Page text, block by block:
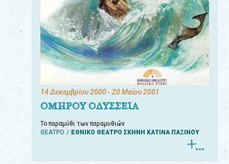
14 Δεκεμβρίου 2000- 20 Μαΐου 2001
ΟΜΗΡΟΥ ΟΔΥΣΣΕΙΑ
Το παραμύθι των παραμυθιών
ΘΕΑΤΡΟ
ΕΘΝΙΚΟ ΘΕΑΤΡΟ ΣΚΗΝΗ ΚΑΤΙΝΑ ΠΑΞΙΝΟΥ